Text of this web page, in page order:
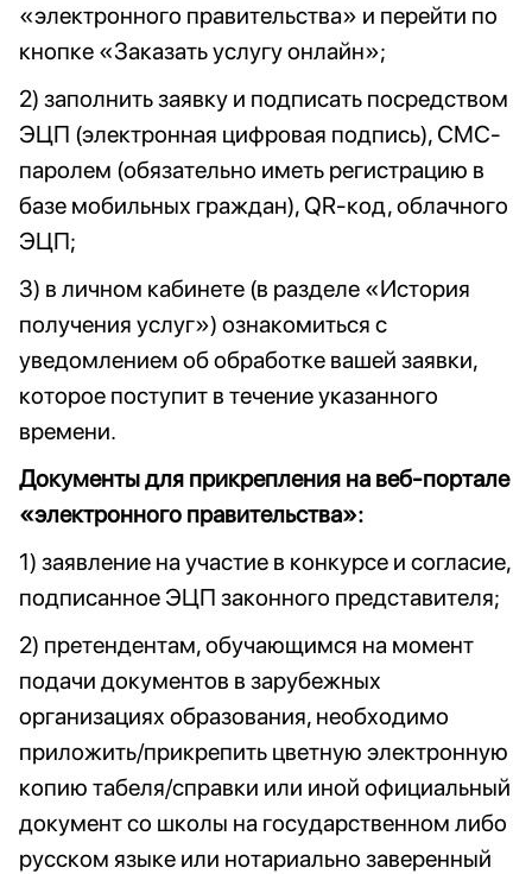
«электронного правительства» и перейти по
кнопке «Заказать услугу онлайн»;
2) заполнить заявку и подписать посредством
ЭЦП (электронная цифровая подпись), СМС-
паролем (обязательно иметь регистрацию в
базе мобильных граждан), QR-код, облачного
ЭЦП;
3) в личном кабинете (в разделе «История
получения услуг») ознакомиться с
уведомлением об обработке вашей заявки,
которое поступит в течение указанного
времени.
Документы для прикрепления на веб-портале
«электронного правительства»:
1) заявление на участие в конкурсе и согласие,
подписанное ЭЦП законного представителя;
2) претендентам, обучающимся на момент
подачи документов в зарубежных
организациях образования, необходимо
приложить/прикрепить цветную электронную
копию табеля/справки или иной официальный
документ со школы на государственном либо
русском языке или нотариально заверенный